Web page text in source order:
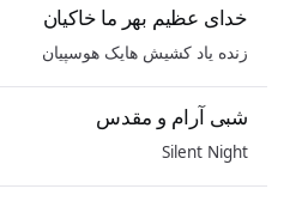
خدای عظیم بهر ما خاکیان
زنده یاد کشیش هایک هوسپیان
شبی آرام و مقدس
Silent Night